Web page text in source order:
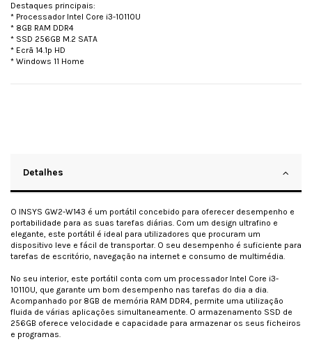
Destaques principais:
* Processador Intel Core i3-10110U
* 8GB RAM DDR4
* SSD 256GB M.2 SATA
* Ecrã 14.1p HD
* Windows 11 Home
Detalhes
O INSYS GW2-W143 é um portátil concebido para oferecer desempenho e
portabilidade para as suas tarefas diárias. Com um design ultrafino e
elegante, este portátil é ideal para utilizadores que procuram um
dispositivo leve e fácil de transportar. O seu desempenho é suficiente para
tarefas de escritório, navegação na internet e consumo de multimédia.
No seu interior, este portátil conta com um processador Intel Core i3-
10110U, que garante um bom desempenho nas tarefas do dia a dia.
Acompanhado por 8GB de memória RAM DDR4, permite uma utilização
fluida de várias aplicações simultaneamente. O armazenamento SSD de
256GB oferece velocidade e capacidade para armazenar os seus ficheiros
e programas.